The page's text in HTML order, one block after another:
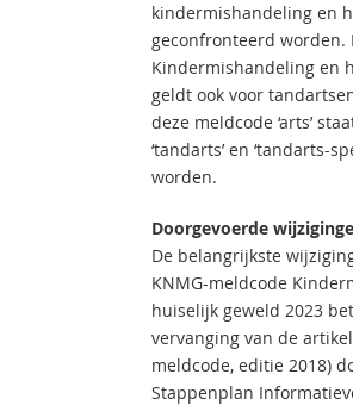
kindermishandeling en
geconfronteerd worden.
Kindermishandeling en
geldt ook voor
deze meldcode ‘arts’
‘tandarts’ en ‘tandarts-
worden.
Doorgevoerde
De belangrijkste
KNMG-meldcode
huiselijk geweld 2023
vervanging van de
meldcode, editie 2018)
Stappenplan